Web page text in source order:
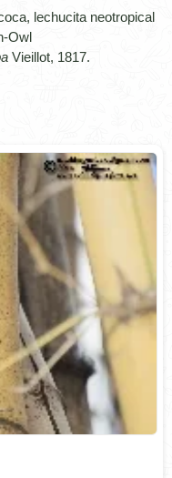
lechucita neotropical
Owl
Vieillot, 1817.